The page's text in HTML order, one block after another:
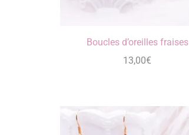
Boucles d’oreilles fraises
13,00€